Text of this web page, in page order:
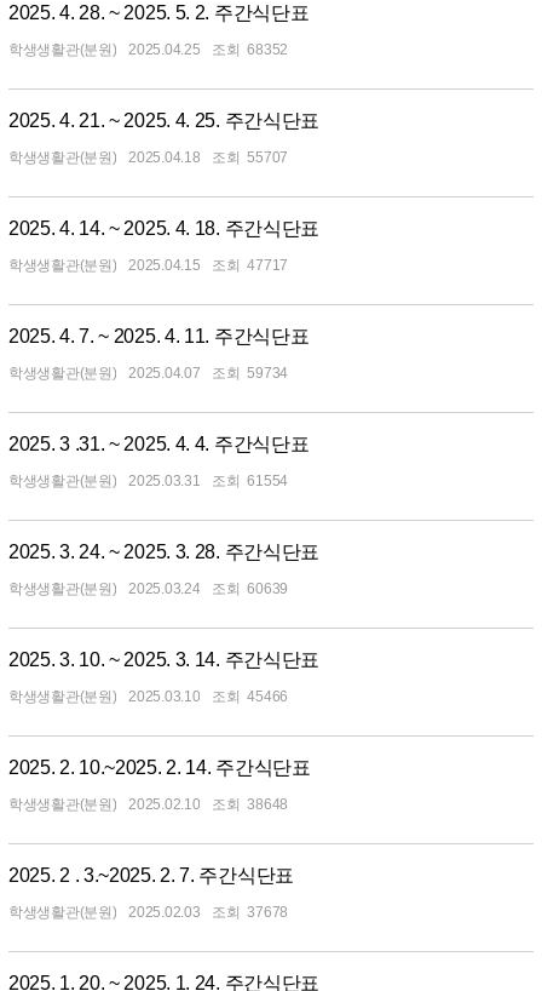
2025. 4. 28. ~ 2025. 5. 2. 주간식단표
학생생활관(분원) 2025.04.25 68352
2025. 4. 21. ~ 2025. 4. 25. 주간식단표
학생생활관(분원) 2025.04.18 55707
2025. 4. 14. ~ 2025. 4. 18. 주간식단표
학생생활관(분원) 2025.04.15 47717
2025. 4. 7. ~ 2025. 4. 11. 주간식단표
학생생활관(분원) 2025.04.07 59734
2025. 3 .31. ~ 2025. 4. 4. 주간식단표
학생생활관(분원) 2025.03.31 61554
2025. 3. 24. ~ 2025. 3. 28. 주간식단표
학생생활관(분원) 2025.03.24 60639
2025. 3. 10. ~ 2025. 3. 14. 주간식단표
학생생활관(분원) 2025.03.10 45466
2025. 2. 10.~2025. 2. 14. 주간식단표
학생생활관(분원) 2025.02.10 38648
2025. 2 . 3.~2025. 2. 7. 주간식단표
학생생활관(분원) 2025.02.03 37678
2025. 1. 20. ~ 2025. 1. 24. 주간식단표